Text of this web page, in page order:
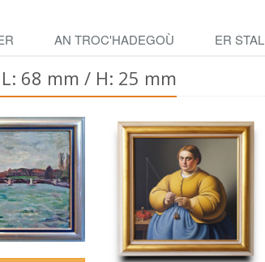
AN TROC'HADEGOÙ ER STAL
68 mm / H: 25 mm